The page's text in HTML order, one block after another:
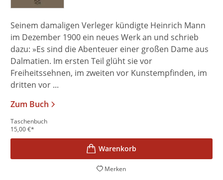
Seinem damaligen Verleger kündigte Heinrich Mann
im Dezember 1900 ein neues Werk an und schrieb
dazu: »Es sind die Abenteuer einer großen Dame aus
Dalmatien. Im ersten Teil glüht sie vor
Freiheitssehnen, im zweiten vor Kunstempfinden, im
dritten vor ...
Zum Buch
Taschenbuch
15,00€*
Merken